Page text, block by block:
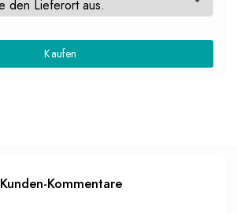
Kaufen
Kunden-Kommentare